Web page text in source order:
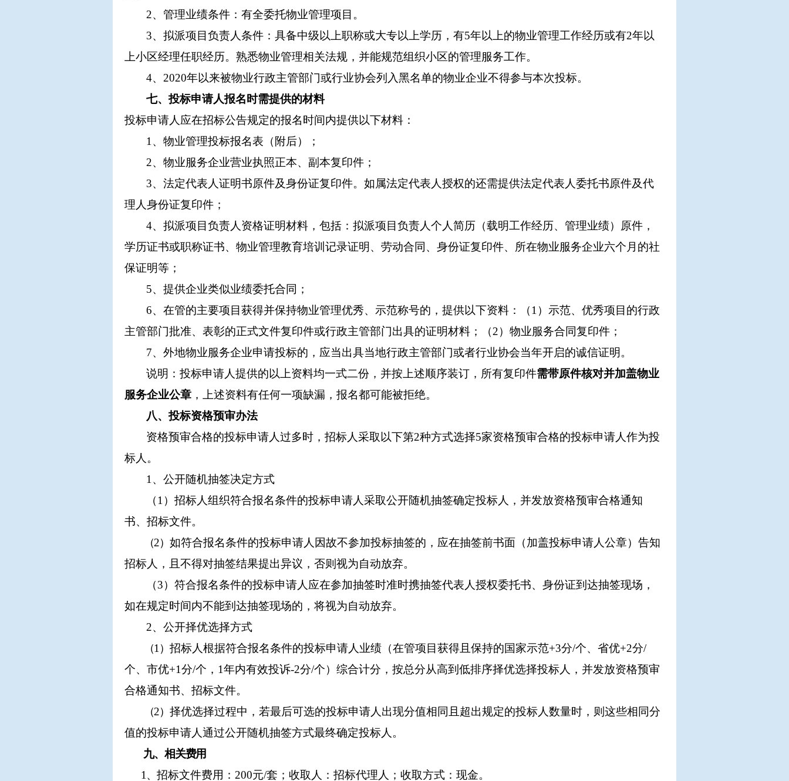
2、管理业绩条件：有全委托物业管理项目。
3、拟派项目负责人条件：具备中级以上职称或大专以上学历，有5年以上的物业管理工作经历或有2年以
上小区经理任职经历。熟悉物业管理相关法规，并能规范组织小区的管理服务工作。
4、2020年以来被物业行政主管部门或行业协会列入黑名单的物业企业不得参与本次投标。
七、投标申请人报名时需提供的材料
投标申请人应在招标公告规定的报名时间内提供以下材料：
1、物业管理投标报名表（附后）；
2、物业服务企业营业执照正本、副本复印件 ；
3、法定代表人证明书原件及身份证复印件。如属法定代表人授权的还需提供法定代表人委托书原件及代
理人身份证复印件；
4、拟派项目负责人资格证明材料，包括：拟派项目负责人个人简历（载明工作经历、管理业绩）原件，
学历证书或职称证书、物业管理教育培训记录证明、劳动合同、身份证复印件、所在物业服务企业六个月的社
保证明等；
5、提供企业类似业绩委托合同；
6、在管的主要项目获得并保持物业管理优秀、示范称号的，提供以下资料：（1）示范、优秀项目的行政
主管部门批准、表彰的正式文件复印件或行政主管部门出具的证明材料；（2）物业服务合同复印件；
7、外地物业服务企业申请投标的，应当出具当地行政主管部门或者行业协会当年开启的诚信证明。
说明：投标申请人提供的以上资料均一式二份，并按上述顺序装订，所有复印件需带原件核对并加盖物业
服务企业公章 ，上述资料有任何一项缺漏，报名都可能被拒绝。
八、投标资格预审办法
资格预审合格的投标申请人过多时，招标人采取以下第2种方式选择5家资格预审合格的投标申请人作为投
标人。
1、公开随机抽签决定方式
（1）招标人组织符合报名条件的投标申请人采取公开随机抽签确定投标人，并发放资格预审合格通知
书、招标文件。
（2） 如符合报名条件的投标申请人因故不参加投标抽签的，应在抽签前书面（加盖投标申请人公章）告知
招标人，且不得对抽签结果提出异议，否则视为自动放弃。
（3）符合报名条件的投标申请人应在参加抽签时准时携抽签代表人授权委托书、身份证到达抽签现场，
如在规定时间内不能到达抽签现场的，将视为自动放弃。
2、公开择优选择方式
（1） 招标人根据符合报名条件的投标申请人业绩（在管项目获得且保持的国家示范+3分/个、省优+2分/
个、市优+1分/个，1年内有效投诉-2分/个）综合计分，按总分从高到低排序择优选择投标人，并发放资格预审
合格通知书、招标文件。
（2） 择优选择过程中，若最后可选的投标申请人出现分值相同且超出规定的投标人数量时，则这些相同分
值的投标申请人通过公开随机抽签方式最终确定投标人。
九、相关费用
1、 招标文件费用： 200元/套；收取人：招标代理人；收取方式：现金。